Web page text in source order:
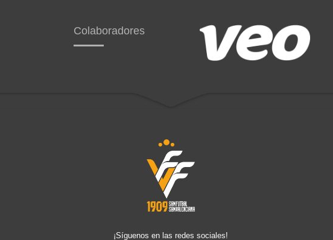
Colaboradores
¡Síguenos en las redes sociales!